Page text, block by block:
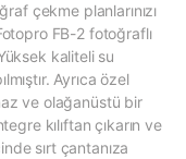
çekme planlarınızı
FB-2 fotoğraflı
kaliteli su
Ayrıca özel
ve olağanüstü bir
kılıftan çıkarın ve
sırt çantanıza